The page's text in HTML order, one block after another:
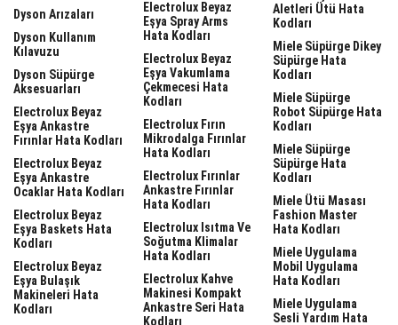
Dyson Arızaları
Dyson Kullanım
Kılavuzu
Dyson Süpürge
Aksesuarları
Electrolux Beyaz
Eşya Ankastre
Fırınlar Hata Kodları
Electrolux Beyaz
Eşya Ankastre
Ocaklar Hata Kodları
Electrolux Beyaz
Eşya Baskets Hata
Kodları
Electrolux Beyaz
Eşya Bulaşık
Makineleri Hata
Kodları
Electrolux Beyaz
Eşya Spray Arms
Hata Kodları
Electrolux Beyaz
Eşya Vakumlama
Çekmecesi Hata
Kodları
Electrolux Fırın
Mikrodalga Fırınlar
Hata Kodları
Electrolux Fırınlar
Ankastre Fırınlar
Hata Kodları
Electrolux Isıtma Ve
Soğutma Klimalar
Hata Kodları
Electrolux Kahve
Makinesi Kompakt
Ankastre Seri Hata
Kodları
Aletleri Ütü Hata
Kodları
Miele Süpürge Dikey
Süpürge Hata
Kodları
Miele Süpürge
Robot Süpürge Hata
Kodları
Miele Süpürge
Süpürge Hata
Kodları
Miele Ütü Masası
Fashion Master
Hata Kodları
Miele Uygulama
Mobil Uygulama
Hata Kodları
Miele Uygulama
Sesli Yardım Hata